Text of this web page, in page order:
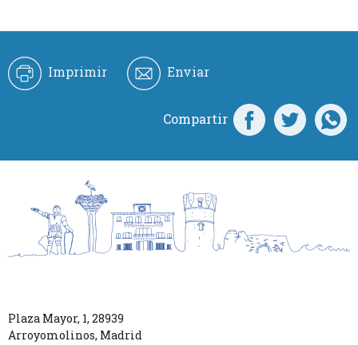
Imprimir Enviar
Compartir
Plaza Mayor, 1, 28939
Arroyomolinos, Madrid